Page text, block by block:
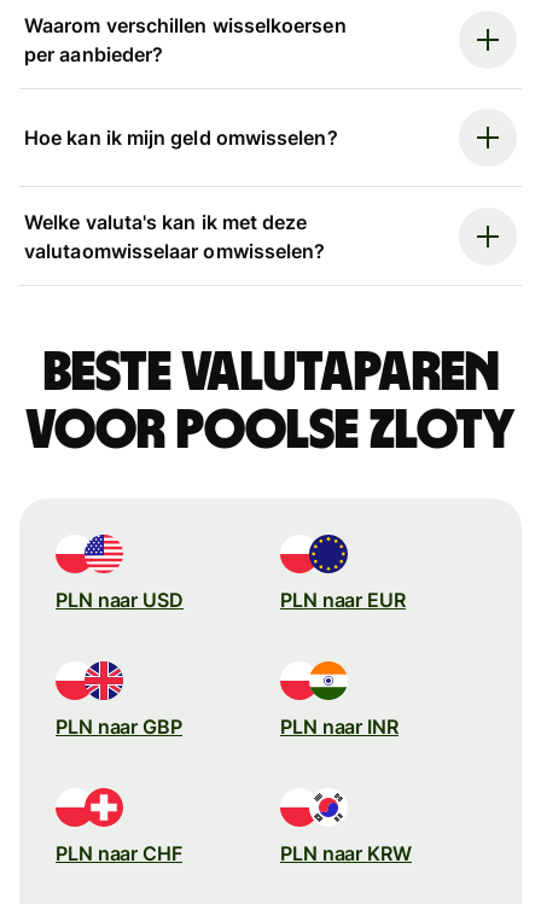
Waarom verschillen wisselkoersen
per aanbieder?
Hoe kan ik mijn geld omwisselen?
Welke valuta's kan ik met deze
valutaomwisselaar omwisselen?
Beste valutaparen
voor Poolse zloty
PLN naar USD PLN naar EUR
PLN naar GBP PLN naar INR
PLN naar CHF PLN naar KRW